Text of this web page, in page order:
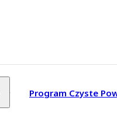
Program Czyste